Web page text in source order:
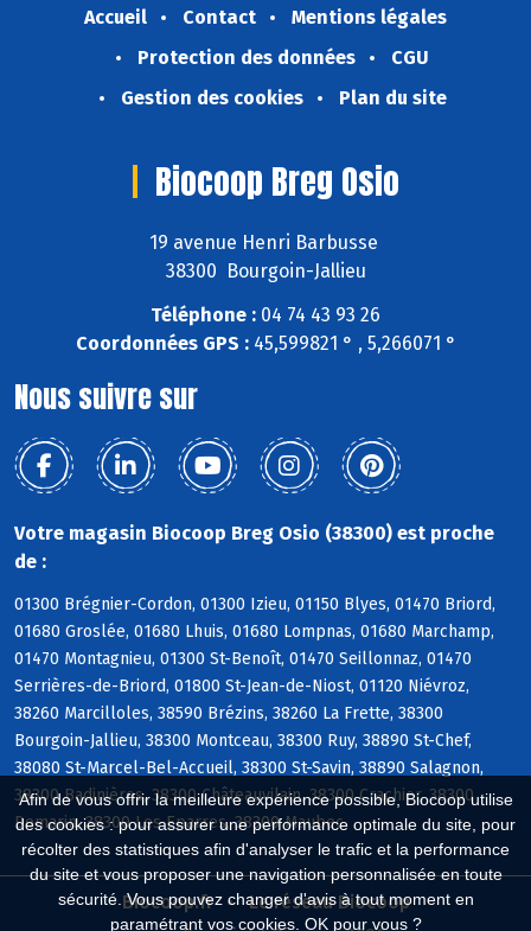
Afin de vous offrir la meilleure expérience possible, Biocoop utilise
des cookies : pour assurer une performance optimale du site, pour
récolter des statistiques afin d'analyser le trafic et la performance
du site et vous proposer une navigation personnalisée en toute
sécurité. Vous pouvez changer d'avis à tout moment en
paramétrant vos cookies. OK pour vous ?
Accueil Contact
Mentions légales
Protection des données
CGU
Gestion des cookies
Plan du site
Biocoop Breg Osio
19 avenue Henri Barbusse
38300 Bourgoin-Jallieu
Téléphone : 04 74 43 93 26
Coordonnées GPS :45,599821 ° , 5,266071 °
Nous suivre sur
Votre magasin Biocoop Breg Osio (38300) est proche
de :
01300 Brégnier-Cordon, 01300 Izieu, 01150 Blyes, 01470 Briord,
01680 Groslée, 01680 Lhuis, 01680 Lompnas, 01680 Marchamp,
01470 Montagnieu, 01300 St-Benoît, 01470 Seillonnaz, 01470
Serrières-de-Briord, 01800 St-Jean-de-Niost, 01120 Niévroz,
38260 Marcilloles, 38590 Brézins, 38260 La Frette, 38300
Bourgoin-Jallieu, 38300 Montceau, 38300 Ruy, 38890 St-Chef,
38080 St-Marcel-Bel-Accueil, 38300 St-Savin, 38890 Salagnon,
38300 Badinières, 38300 Châteauvilain, 38300 Crachier, 38300
Domarin, 38300 Les Eparres, 38300 Maubec
Biocoop.fr
Le réseau Biocoop